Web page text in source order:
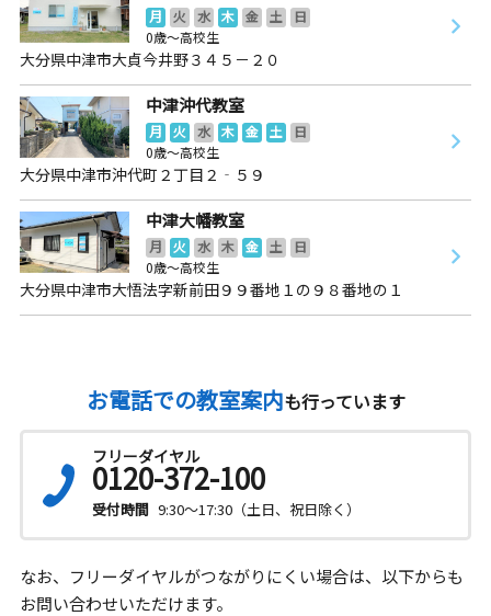
月 火 水 木 金 土
日
0歳～高校生
大分県中津市大貞今井野３４５－２０
中津沖代教室
月 火 水 木 金 土
日
0歳～高校生
大分県中津市沖代町２丁目２‐５９
中津大幡教室
月 火 水 木 金 土
日
0歳～高校生
大分県中津市大悟法字新前田９９番地１の９８番地の１
お電話での教室案内も行っています
フリーダイヤル
0120-372-100
受付時間 9:30～17:30（土日、祝日除く）
なお、フリーダイヤルがつながりにくい場合は、以下からも
お問い合わせいただけます。